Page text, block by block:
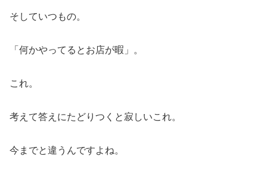
そしていつもの。
「何かやってるとお店が暇」。
これ。
考えて答えにたどりつくと寂しいこれ。
今までと違うんですよね。